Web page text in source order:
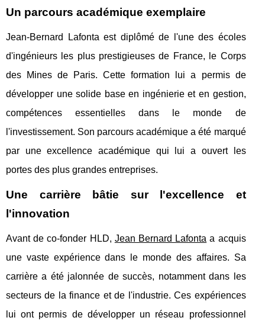
Un parcours académique exemplaire
Jean-Bernard Lafonta est diplômé de l'une des écoles
d'ingénieurs les plus prestigieuses de France, le Corps
des Mines de Paris. Cette formation lui a permis de
développer une solide base en ingénierie et en gestion,
compétences essentielles dans le monde de
l'investissement. Son parcours académique a été marqué
par une excellence académique qui lui a ouvert les
portes des plus grandes entreprises.
Une carrière bâtie sur l'excellence et
l'innovation
Avant de co-fonder HLD, Jean Bernard Lafonta a acquis
une vaste expérience dans le monde des affaires. Sa
carrière a été jalonnée de succès, notamment dans les
secteurs de la finance et de l'industrie. Ces expériences
lui ont permis de développer un réseau professionnel